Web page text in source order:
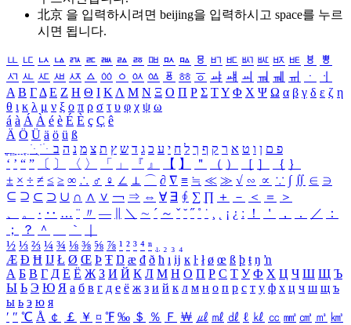
北京 을 입력하시려면 beijing을 입력하시고 space를 누르
시면 됩니다.
ㅥ ㅦ ㅧ ㅨ ㅩ ㅪ ㅫ ㅬ ㅭ ㅮ ㅯ ㅰ ㅱ ㅲ ㅳ ㅴ ㅵ ㅶ ㅷ ㅸ
ㅹ
ㅺ ㅻ ㅼ ㅽ ㅾ ㅿ ㆀ ㆁ ㆂ ㆃ ㆄ ㆅ ㆆ ㆇ ㆈ ㆉ ㆊ ㆋ ㆌ ㆍ
ㆎ
Α Β ΓΔ Ε Ζ Η Θ Ι ΚΛ Μ Ν Ξ Ο Π Ρ Σ ΤΥ Φ Χ Ψ Ω α β γ δ ε ζ η
θ ι κ λ μ ν ξ ο π ρ σ τ υ φ χ ψ ω
á à Á À é è É È ç Ç ê
Ä Ö Ü ä ö ü ß
ִֶֹ ֻּ ׁׂ פ ם ן ו ט א ר ק ף ך ל ח י ע כ ג ד ש ץ ת צ מ נ ה ב
‘ ’ “ ” 〔 〕 〈 〉 「 」 『 』 【 】 ＂ （ ） ［ ］ ｛ ｝
± × ÷ ≠ ≤ ≥ ∞ ∴ ♂ ♀ ∠ ⊥ ⌒ ∂ ∇ ≡ ≒ ≪ ≫ √ ∽ ∝ ∵ ∫ ∬ ∈ ∋
⊆ ⊇ ⊂ ⊃ ∪ ∩ ∧ ∨ ￢ ⇒ ⇔ ∀ ∃ ∮ ∑ ∏ ＋ － ＜ ＝
＞
、
。 · ‥ … ¨ 〃 ― ＼ ∼ ´ ～ ˇ ˘ ˝ ˚ ˙ ¸ ¡ ¿ ː ！ ＇ ， ． ／
：
；
？ ＾ ｀
½ ⅓ ⅔ ¼ ¾ ⅛ ⅜ ⅝ ⅞ ¹ ² ³ ⁴ ⁿ ₁ ₂ ₃ ₄
Æ Ð Ħ Ĳ Ł Ø Œ Þ Ŧ Ŋ æ đ ð ħ ı ĳ ĸ ŀ ł ø œ ß þ ŧ ŋ ŉ
А Б В Г Д Е Ё Ж З И Й К Л М Н О П Р С Т У Ф Х Ц Ч Ш Щ Ъ
Ы Ь Э Ю Я а б в г д е ё ж з и й к л м н о п р с т у ф х ц ч ш щ ъ
ы ь э ю я
′ ″ ℃ Å ￠ ￡ ￥ ¤ ℉ ‰ ＄ ％ Ｆ ￦ ㎕ ㎖ ㎗ ℓ ㎘ ㏄ ㎣ ㎤ ㎥ ㎦